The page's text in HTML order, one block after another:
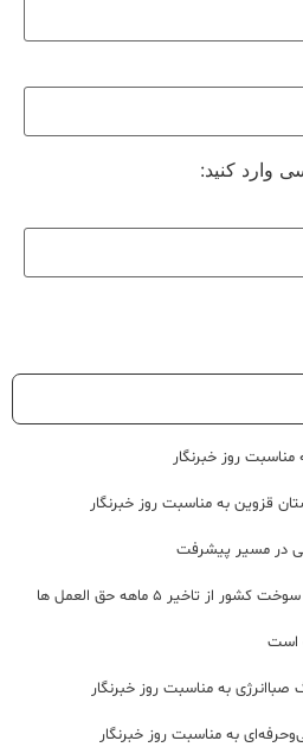
وارد کنید:
روز خبرنگار
قزوین به مناسبت روز خبرنگار
در مسیر پیشرفت
تاخیر ۵ ماهه حق العمل ها
است
به مناسبت روز خبرنگار
به مناسبت روز خبرنگار